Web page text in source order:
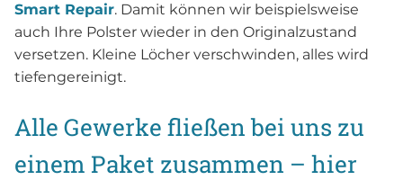
Smart Repair. Damit können wir beispielsweise
auch Ihre Polster wieder in den Originalzustand
versetzen. Kleine Löcher verschwinden, alles wird
tiefengereinigt.
Alle Gewerke fließen bei uns zu
einem Paket zusammen – hier